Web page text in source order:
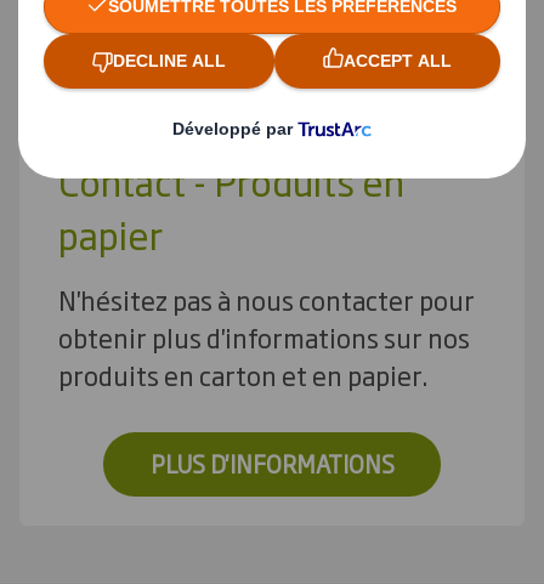
PLUS D'INFORMATIONS
Contact - Produits en
papier
N'hésitez pas à nous contacter pour
obtenir plus d'informations sur nos
produits en carton et en papier.
PLUS D'INFORMATIONS